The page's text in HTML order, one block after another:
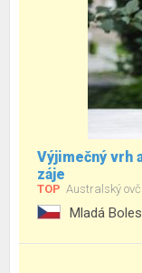
Výjimečný vrh
záje
TOP Australský
Mladá